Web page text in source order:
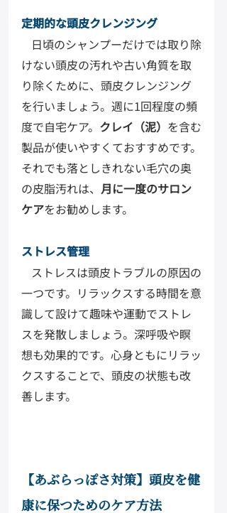
定期的な頭皮クレンジング
日頃のシャンプーだけでは取り除
けない頭皮の汚れや古い角質を取
り除くために、頭皮クレンジング
を行いましょう。週に1回程度の頻
度で自宅ケア。 クレイ（泥） を含む
製品が使いやすくておすすめです。
それでも落としきれない毛穴の奥
の皮脂汚れは、 月に一度のサロン
ケアをお勧めします。
ストレス管理
ストレスは頭皮トラブルの原因の
一つです。リラックスする時間を意
識して設けて趣味や運動でストレ
スを発散しましょう。深呼吸や瞑
想も効果的です。心身ともにリラッ
クスすることで、頭皮の状態も改
善します。
【あぶらっぽさ対策】頭皮を健
康に保つためのケア方法